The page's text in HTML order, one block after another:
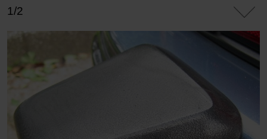
1/2